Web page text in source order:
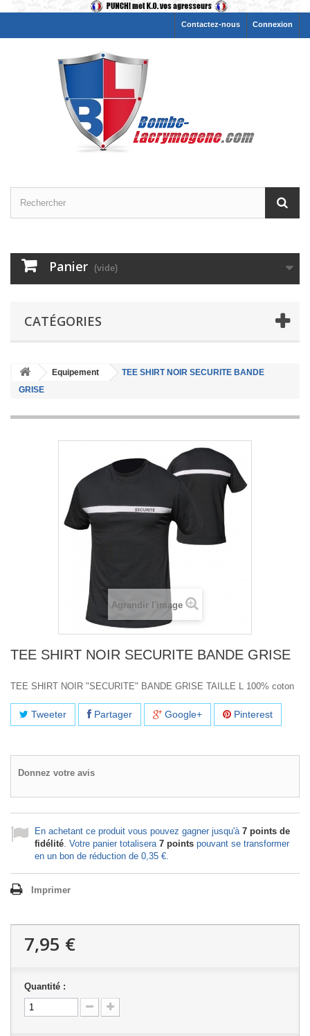
Connexion
Contactez-nous
Panier (vide)
CATÉGORIES
Equipement
TEE SHIRT NOIR SECURITE BANDE
GRISE
Agrandir l'image
TEE SHIRT NOIR SECURITE BANDE GRISE
TEE SHIRT NOIR "SECURITE" BANDE GRISE TAILLE L 100% coton
Tweeter Partager Google+ Pinterest
Donnez votre avis
En achetant ce produit vous pouvez gagner jusqu'à 7 points de
fidélité . Votre panier totalisera 7 points pouvant se transformer
en un bon de réduction de 0,35 €
Imprimer
7,95 €
Quantité :